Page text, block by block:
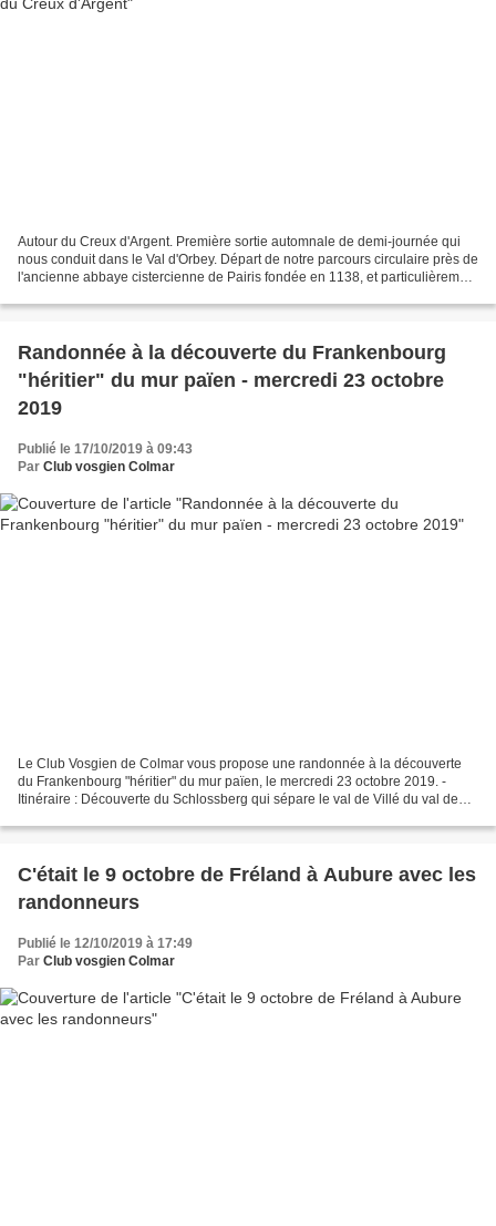
Autour du Creux d'Argent. Première sortie automnale de demi-journée qui
nous conduit dans le Val d'Orbey. Départ de notre parcours circulaire près de
l'ancienne abbaye cistercienne de Pairis fondée en 1138, et particulièrement
Randonnée à la découverte du Frankenbourg
"héritier" du mur païen - mercredi 23 octobre
2019
Publié le 17/10/2019 à 09:43
Par Club vosgien Colmar
Le Club Vosgien de Colmar vous propose une randonnée à la découverte
du Frankenbourg "héritier" du mur païen, le mercredi 23 octobre 2019. -
Itinéraire : Découverte du Schlossberg qui sépare le val de Villé du val de
C'était le 9 octobre de Fréland à Aubure avec les
randonneurs
Publié le 12/10/2019 à 17:49
Par Club vosgien Colmar